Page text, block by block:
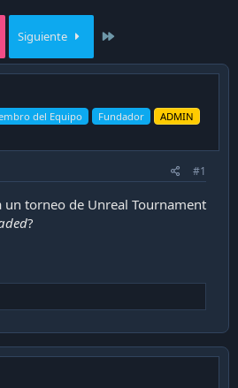
Siguiente
del Equipo Fundador ADMIN
#1
un torneo de Unreal Tournament
?